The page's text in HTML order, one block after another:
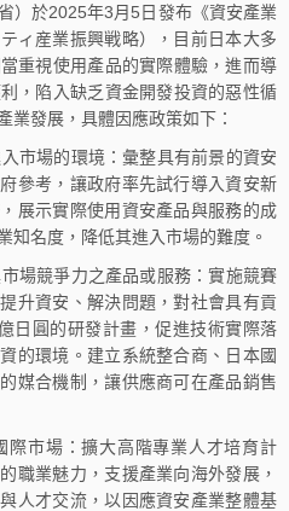
）於2025年3月5日發布《資安產業
ィ産業振興戦略），目前日本大多
重視使用產品的實際體驗，進而導
，陷入缺乏資金開發投資的惡性循
業發展，具體因應政策如下：
市場的環境：彙整具有前景的資安
參考，讓政府率先試行導入資安新
展示實際使用資安產品與服務的成
知名度，降低其進入市場的難度。
場競爭力之產品或服務：實施競賽
升資安、解決問題，對社會具有貢
日圓的研發計畫，促進技術實際落
的環境。建立系統整合商、日本國
媒合機制，讓供應商可在產品銷售
際市場：擴大高階專業人才培育計
職業魅力，支援產業向海外發展，
人才交流，以因應資安產業整體基